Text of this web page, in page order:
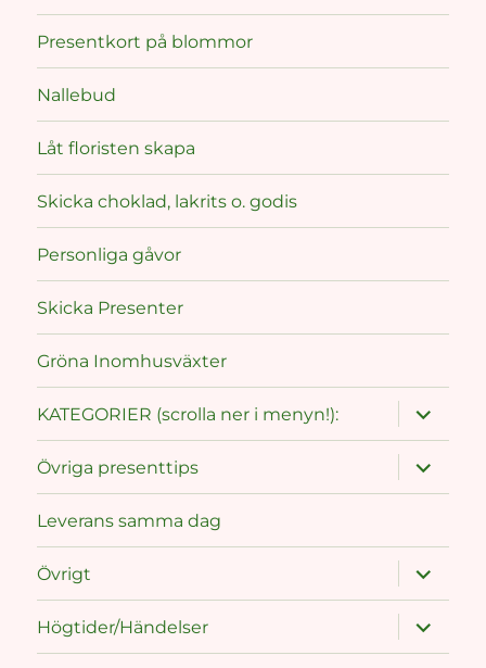
Presentkort på blommor
Nallebud
Låt floristen skapa
Skicka choklad, lakrits o. godis
Personliga gåvor
Skicka Presenter
Gröna Inomhusväxter
KATEGORIER (scrolla ner i menyn!):
expand
child
menu
Övriga presenttips
expand
child
menu
Leverans samma dag
Övrigt
expand
child
menu
Högtider/Händelser
expand
child
menu